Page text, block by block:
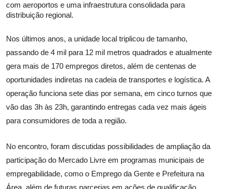
com aeroportos e uma infraestrutura consolidada para
distribuição regional.
Nos últimos anos, a unidade local triplicou de tamanho,
passando de 4 mil para 12 mil metros quadrados e atualmente
gera mais de 170 empregos diretos, além de centenas de
oportunidades indiretas na cadeia de transportes e logística. A
operação funciona sete dias por semana, em cinco turnos que
vão das 3h às 23h, garantindo entregas cada vez mais ágeis
para consumidores de toda a região.
No encontro, foram discutidas possibilidades de ampliação da
participação do Mercado Livre em programas municipais de
empregabilidade, como o Emprego da Gente e Prefeitura na